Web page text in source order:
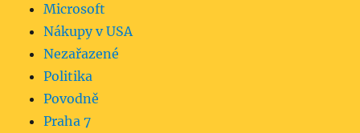
Microsoft
Nákupy v USA
Nezařazené
Politika
Povodně
Praha 7